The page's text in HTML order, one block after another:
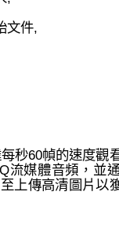
文件,
秒60幀的速度觀
流媒體音頻，並
上傳高清圖片以